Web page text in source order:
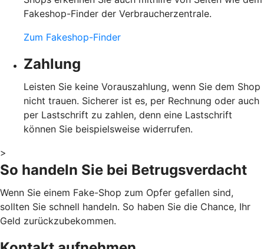
Fakeshop-Finder der Verbraucherzentrale.
Zum Fakeshop-Finder
Zahlung
Leisten Sie keine Vorauszahlung, wenn Sie dem Shop
nicht trauen. Sicherer ist es, per Rechnung oder auch
per Lastschrift zu zahlen, denn eine Lastschrift
können Sie beispielsweise widerrufen.
>
So handeln Sie bei Betrugsverdacht
Wenn Sie einem Fake-Shop zum Opfer gefallen sind,
sollten Sie schnell handeln. So haben Sie die Chance, Ihr
Geld zurückzubekommen.